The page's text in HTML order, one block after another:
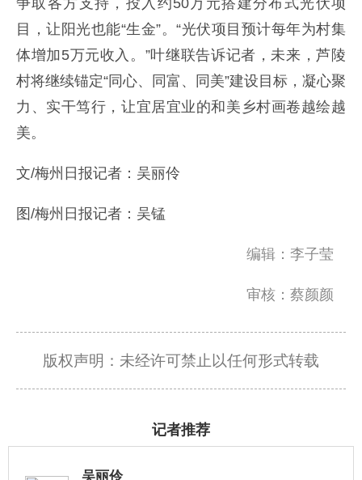
争取各方支持，投入约50万元搭建分布式光伏项
目，让阳光也能“生金”。“光伏项目预计每年为村集
体增加5万元收入。”叶继联告诉记者，未来，芦陵
村将继续锚定“同心、同富、同美”建设目标，凝心聚
力、实干笃行，让宜居宜业的和美乡村画卷越绘越
美。
文/梅州日报记者：吴丽伶
图/梅州日报记者：吴锰
编辑：李子莹
审核：蔡颜颜
版权声明：未经许可禁止以任何形式转载
记者推荐
吴丽伶